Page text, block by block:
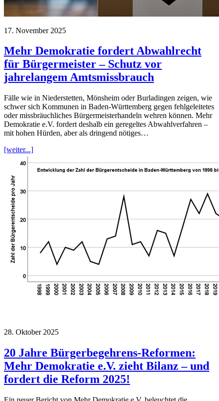
17. November 2025
Mehr Demokratie fordert Abwahlrecht
für Bürgermeister – Schutz vor
jahrelangem Amtsmissbrauch
Fälle wie in Niederstetten, Mönsheim oder Burladingen zeigen, wie
schwer sich Kommunen in Baden-Württemberg gegen fehlgeleitetes
oder missbräuchliches Bürgermeisterhandeln wehren können. Mehr
Demokratie e.V. fordert deshalb ein geregeltes Abwahlverfahren –
mit hohen Hürden, aber als dringend nötiges…
[weiter...]
28. Oktober 2025
20 Jahre Bürgerbegehrens-Reformen:
Mehr Demokratie e.V. zieht Bilanz – und
fordert die Reform 2025!